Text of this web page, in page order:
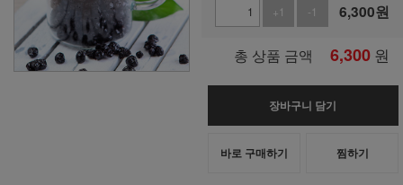
+1
-1 6,300원
총 상품 금액 6,300 원
장바구니 담기
바로 구매하기 찜하기